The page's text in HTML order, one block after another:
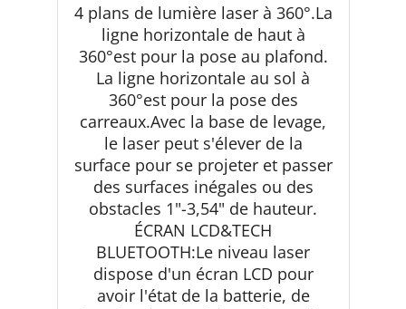
4 plans de lumière laser à 360°.La
ligne horizontale de haut à
360°est pour la pose au plafond.
La ligne horizontale au sol à
360°est pour la pose des
carreaux.Avec la base de levage,
le laser peut s'élever de la
surface pour se projeter et passer
des surfaces inégales ou des
obstacles 1"-3,54" de hauteur.
ÉCRAN LCD&TECH
BLUETOOTH:Le niveau laser
dispose d'un écran LCD pour
avoir l'état de la batterie, de